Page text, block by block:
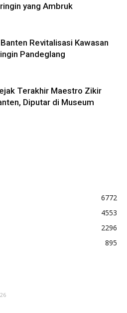
yang Ambruk
Revitalisasi Kawasan
Pandeglang
Terakhir Maestro Zikir
Diputar di Museum
6772
4553
2296
895